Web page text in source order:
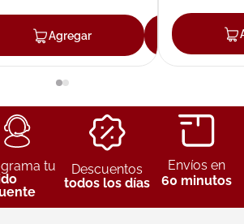
AgregarAgregar
tu
Descuentos
todos los días
Envíos en
60 minutos